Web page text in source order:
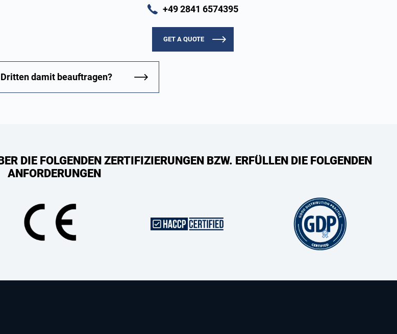
damit beauftragen?
+49 2841 6574395
GET A QUOTE
DIE FOLGENDEN ZERTIFIZIERUNGEN BZW. ERFÜLLEN DIE FOLGENDEN
ANFORDERUNGEN